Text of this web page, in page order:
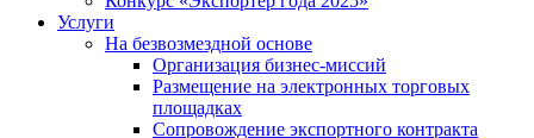
Услуги
На безвозмездной основе
Организация бизнес-миссий
Размещение на электронных торговых
площадках
Сопровождение экспортного контракта